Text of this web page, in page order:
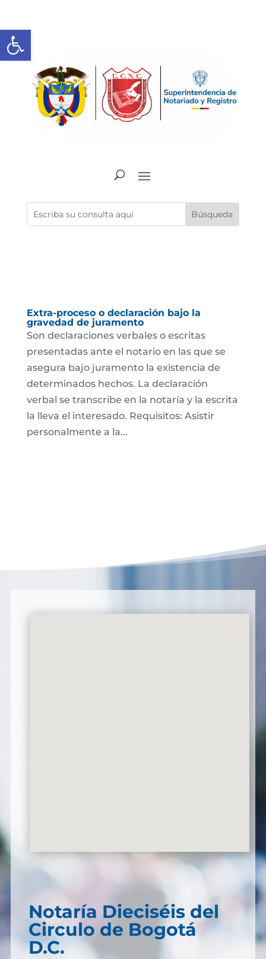
Abrir barra de herramientas
Extra-proceso o declaración bajo la
gravedad de juramento
Son declaraciones verbales o escritas
presentadas ante el notario en las que se
asegura bajo juramento la existencia de
determinados hechos. La declaración
verbal se transcribe en la notaría y la escrita
la lleva el interesado. Requisitos: Asistir
personalmente a la...
Notaría Dieciséis del
Circulo de Bogotá
D.C.